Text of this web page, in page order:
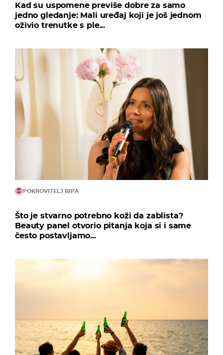
Kad su uspomene previše dobre za samo
jedno gledanje: Mali uređaj koji je još jednom
oživio trenutke s ple...
POKROVITELJ BIPA
Što je stvarno potrebno koži da zablista?
Beauty panel otvorio pitanja koja si i same
često postavljamo...